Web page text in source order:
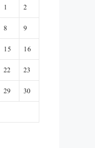
1
2
8
9
15
16
22
23
29
30